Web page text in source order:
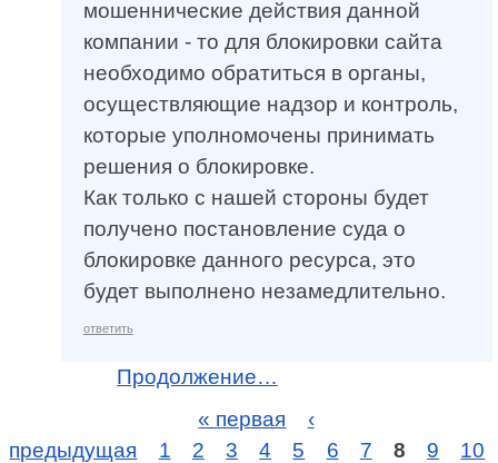
мошеннические действия данной
компании - то для блокировки сайта
необходимо обратиться в органы,
осуществляющие надзор и контроль,
которые уполномочены принимать
решения о блокировке.
Как только с нашей стороны будет
получено постановление суда о
блокировке данного ресурса, это
будет выполнено незамедлительно.
ответить
Продолжение…
« первая
‹
предыдущая
1 2 3 4 5 6 7 8 9
10